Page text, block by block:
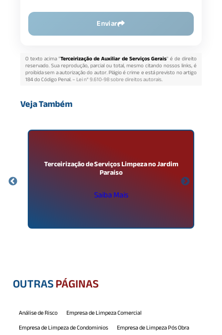
Enviar
O texto acima "Terceirização de Auxiliar de Serviços Gerais" é de direito
reservado. Sua reprodução, parcial ou total, mesmo citando nossos links, é
proibida sem a autorização do autor. Plágio é crime e está previsto no artigo
184 do Código Penal. –Lei n° 9.610-98 sobre direitos autorais.
Veja Também
Terceirização de Serviços Limpeza no Jardim
Paraíso
Saiba Mais
OUTRASPÁGINAS
Análise de Risco
Empresa de Limpeza Comercial
Empresa de Limpeza de Condominios
Empresa de Limpeza Pós Obra